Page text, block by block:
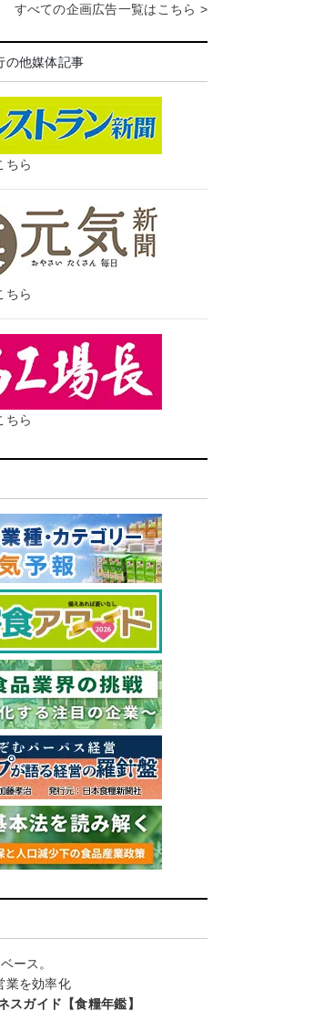
すべての企画広告一覧はこちら >
の他媒体記事
ちら
ちら
ちら
ース。
業を効率化
スガイド【食糧年鑑】